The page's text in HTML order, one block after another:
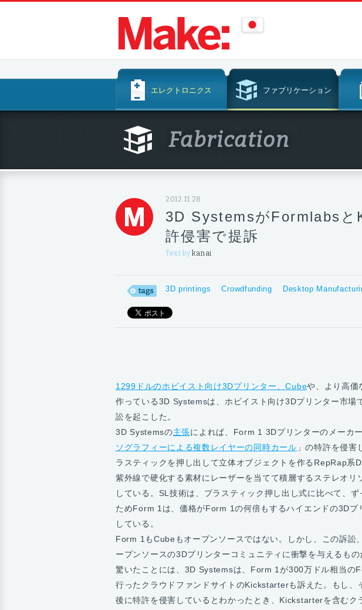
テ
ス
エレクトロニクス ファブリケーション
Fabrication
2012.11.28
3D SystemsがFormlabs
許侵害で提訴
Text by kanai
3D printings Crowdfunding Desktop
1299ドルのホビイスト向け3Dプリンター、Cubeや、より高価
作っている3D Systemsは、ホビイスト向け3Dプリンター市場
訟を起こした。
3D Systemsの主張によれば、Form 1 3Dプリンターのメーカー
ソグラフィーによる複数レイヤーの同時カール 」の特許を侵
ラスティックを押し出して立体オブジェクトを作るRepRap系
紫外線で硬化する素材にレーザーを当てて積層するステレオリ
している。SL技術は、プラスティック押し出し式に比べて、
ためForm 1は、価格がForm 1の何倍もするハイエンドの3Dプ
している。
Form 1もCubeもオープンソースではない。しかし、この訴訟
ープンソースの3Dプリンターコミュニティに衝撃を与えるもの
驚いたことには、3D Systemsは、Form 1が300万ドル相当の
行ったクラウドファンドサイトのKickstarterも訴えた。もし、
後に特許を侵害しているとわかったとき、Kickstarterを含むク